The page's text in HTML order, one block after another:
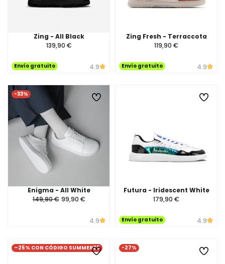
Zing - All Black
139,90 €
Envío gratuito 4.9
Zing Fresh - Terraccota
119,90 €
Envío gratuito 4.9
-33%
Enigma - All White
149,90 € 99,90 €
4.9
Futura - Iridescent White
179,90 €
Envío gratuito 4.9
–25% CON CÓDIGO SUMMER25 -27%